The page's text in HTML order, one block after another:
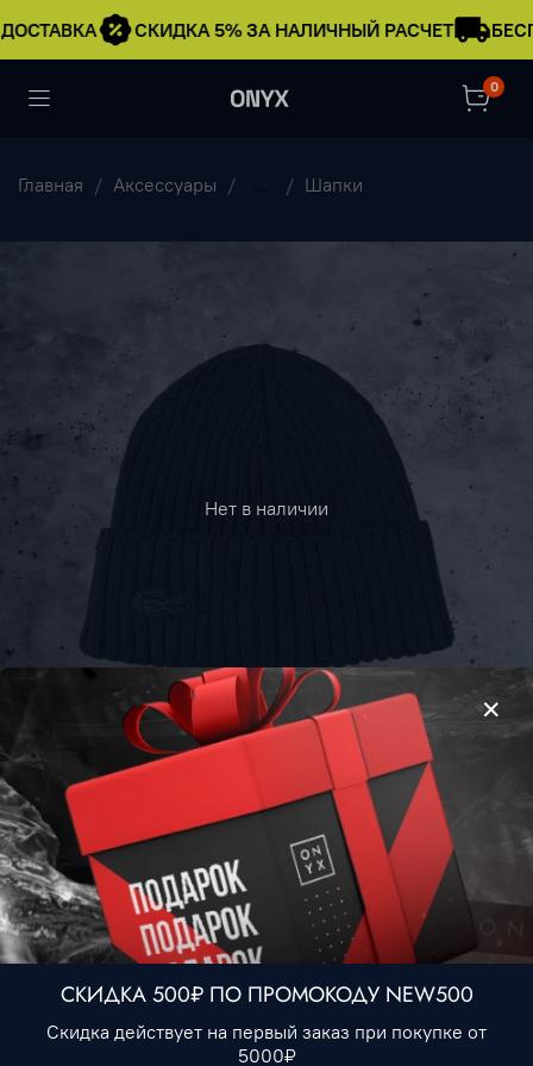
СКИДКА 5% ЗА НАЛИЧНЫЙ РАСЧЕТ
0
Главная Аксессуары Шапки
Нет в наличии
Шапка Lacoste #1 • Черный
1 490 ₽
Нет в наличии
В избранное
Описание
СКИДКА 500₽ ПО ПРОМОКОДУ NEW500
Скидка действует на первый заказ при покупке от
5000₽